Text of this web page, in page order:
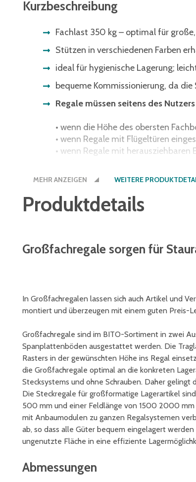
Kurzbeschreibung
Fachlast 350 kg – optimal für
Stützen in verschiedenen Farben
ideal für hygienische Lagerung;
bequeme Kommissionierung, da
Regale müssen seitens des
• wenn die Höhe des obersten
• wenn Regale mit Flügeltüren
• wenn Regale mit
MEHR ANZEIGEN WEITERE
Produktdetails
Großfachregale sorgen für
In Großfachregalen lassen sich auch Artikel und
montiert und überzeugen mit einem guten Preis-
Großfachregale sind im BITO-Sortiment in zwei
Spanplattenböden ausgestattet werden. Die
Rasters in der gewünschten Höhe ins Regal
die Großfachregale optimal an die konkreten
Stecksystems und ohne Schrauben. Daher
Die Steckregale für großformatige Lagerartikel
500 mm und einer Feldlänge von 1500 2000
mit Anbaumodulen zu ganzen Regalsystemen
ab, so dass alle Güter bequem eingelagert
ungenutzte Fläche in eine effiziente
Abmessungen